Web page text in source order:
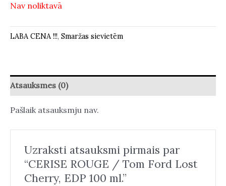
Nav noliktavā
LABA CENA !!!, Smaržas sievietēm
Atsauksmes (0)
Pašlaik atsauksmju nav.
Uzraksti atsauksmi pirmais par
“CERISE ROUGE / Tom Ford Lost
Cherry, EDP 100 ml.”